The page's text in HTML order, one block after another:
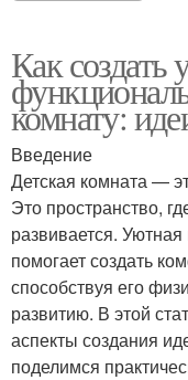
Как
комнату:
Введение
Детская комната —
Это пространство,
развивается.
помогает создать
способствуя его
развитию. В этой
аспекты создания
поделимся